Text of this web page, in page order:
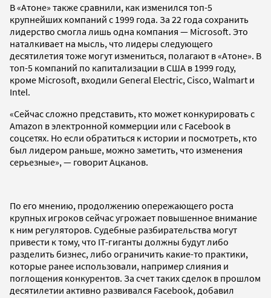
В «Атоне» также сравнили, как изменился топ-5
крупнейших компаний с 1999 года. За 22 года сохранить
лидерство смогла лишь одна компания — Microsoft. Это
наталкивает на мысль, что лидеры следующего
десятилетия тоже могут измениться, полагают в «Атоне». В
топ-5 компаний по капитализации в США в 1999 году,
кроме Microsoft, входили General Electric, Cisco, Walmart и
Intel.
«Сейчас сложно представить, кто может конкурировать с
Amazon в электронной коммерции или с Facebook в
соцсетях. Но если обратиться к истории и посмотреть, кто
был лидером раньше, можно заметить, что изменения
серьезные», — говорит Ацканов.
По его мнению, продолжению опережающего роста
крупных игроков сейчас угрожает повышенное внимание
к ним регуляторов. Судебные разбирательства могут
привести к тому, что IТ-гиганты должны будут либо
разделить бизнес, либо ограничить какие-то практики,
которые ранее использовали, например слияния и
поглощения конкурентов. За счет таких сделок в прошлом
десятилетии активно развивался Facebook, добавил